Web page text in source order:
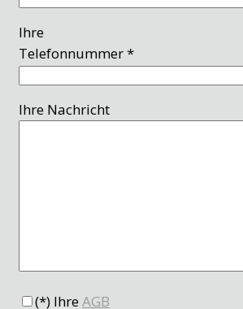
Ihre
Telefonnummer *
Ihre Nachricht
(*) IhreAGB